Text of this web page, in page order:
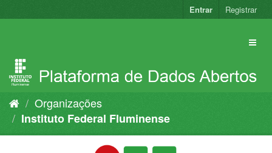
para
Entrar Registrar
Organizações
Instituto Federal Fluminense